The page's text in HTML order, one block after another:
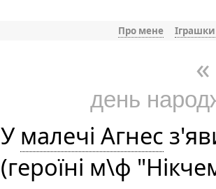
Про мене Іграшки
«
день
У малечі Агнес
(героїні м\ф